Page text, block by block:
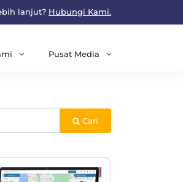
lanjut? Hubungi Kami.
Pusat Media
Cari